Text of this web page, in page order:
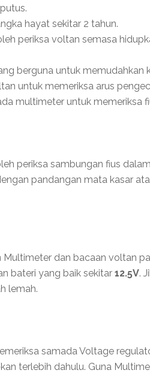
hayat sekitar 2 tahun.
periksa voltan semasa
berguna untuk memudahkan
untuk memeriksa arus
multimeter untuk memeriksa
periksa sambungan fius
pandangan mata kasar
Multimeter dan bacaan voltan
bateri yang baik sekitar 12.5V.
lemah.
samada Voltage
terlebih dahulu. Guna